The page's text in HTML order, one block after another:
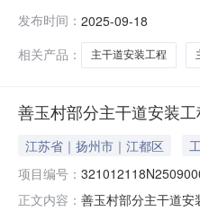
事会会议研究决定
发布时间： 2025-09-18
相关产品：
主干道安装工程
善玉村部分主干道安装工
江苏省｜扬州市｜江都区
项目编号：
正文内容： 善玉村部分主干道